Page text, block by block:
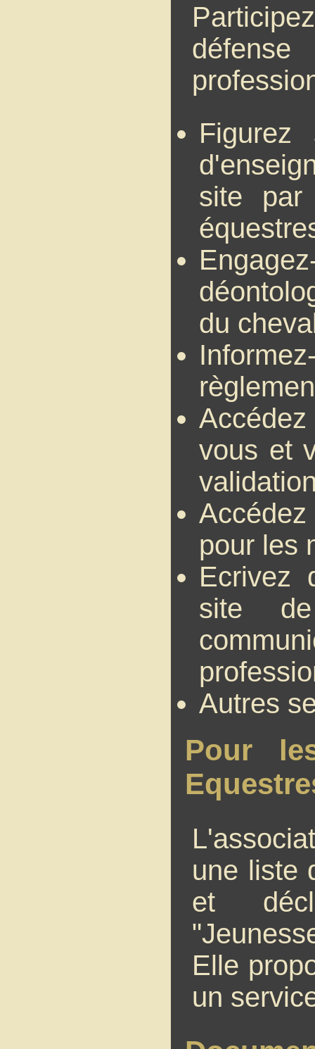
site par
du
vous et
pour les
Ecrivez
site
Autres
Pour
une liste
et
Elle
un